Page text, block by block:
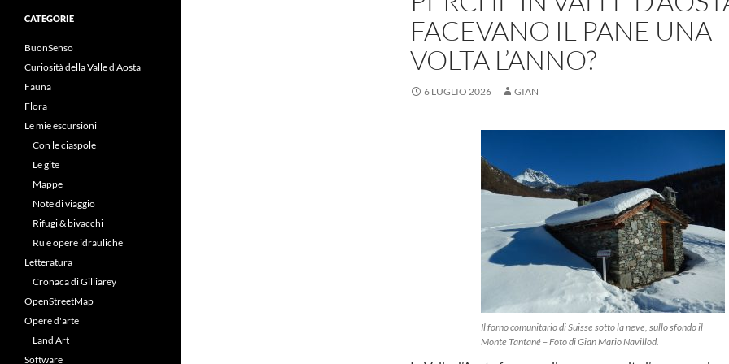
FACEVANO IL PANE UNA
VOLTA L’ANNO?
6 LUGLIO 2026 GIAN
Il forno comunitario di Suisse sotto la neve, sullo sfondo il
Monte Tantané – Foto di Gian Mario Navillod.
CATEGORIE
BuonSenso
Curiosità della Valle d'Aosta
Fauna
Flora
Le mie escursioni
Con le ciaspole
Le gite
Mappe
Note di viaggio
Rifugi & bivacchi
Ru e opere idrauliche
Letteratura
Cronaca di Gilliarey
OpenStreetMap
Opere d'arte
Land Art
Software